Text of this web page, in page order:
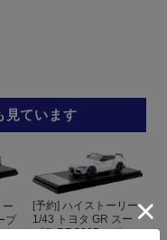
見ています
ー
プ
[予約] ハイストーリー
1/43 トヨタ GR スー
プラ RZ 2025 ホワ